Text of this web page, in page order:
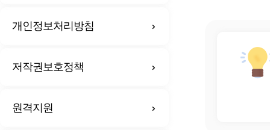
개인정보처리방침
저작권보호정책
원격지원